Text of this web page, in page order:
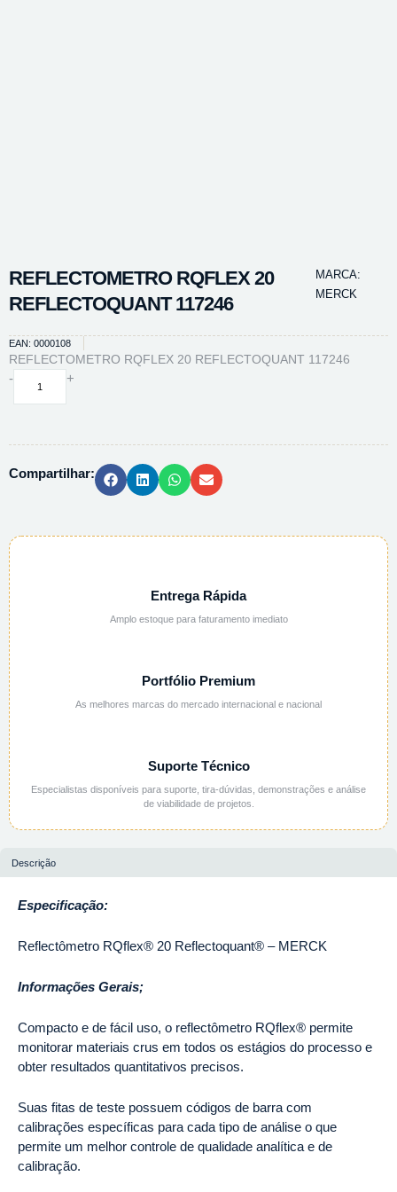
REFLECTOMETRO RQFLEX 20
REFLECTOQUANT 117246
MARCA:
MERCK
EAN: 0000108
REFLECTOMETRO RQFLEX 20 REFLECTOQUANT 117246
-
REFLECTOMETRO
quantidade
+
Compartilhar:
Entrega Rápida
Amplo estoque para faturamento imediato
Portfólio Premium
As melhores marcas do mercado internacional e nacional
Suporte Técnico
Especialistas disponíveis para suporte, tira-dúvidas, demonstrações e análise
de viabilidade de projetos.
Descrição
Especificação:
Reflectômetro RQflex® 20 Reflectoquant® – MERCK
Informações Gerais;
Compacto e de fácil uso, o reflectômetro RQflex® permite
monitorar materiais crus em todos os estágios do processo e
obter resultados quantitativos precisos.
Suas fitas de teste possuem códigos de barra com
calibrações específicas para cada tipo de análise o que
permite um melhor controle de qualidade analítica e de
calibração.